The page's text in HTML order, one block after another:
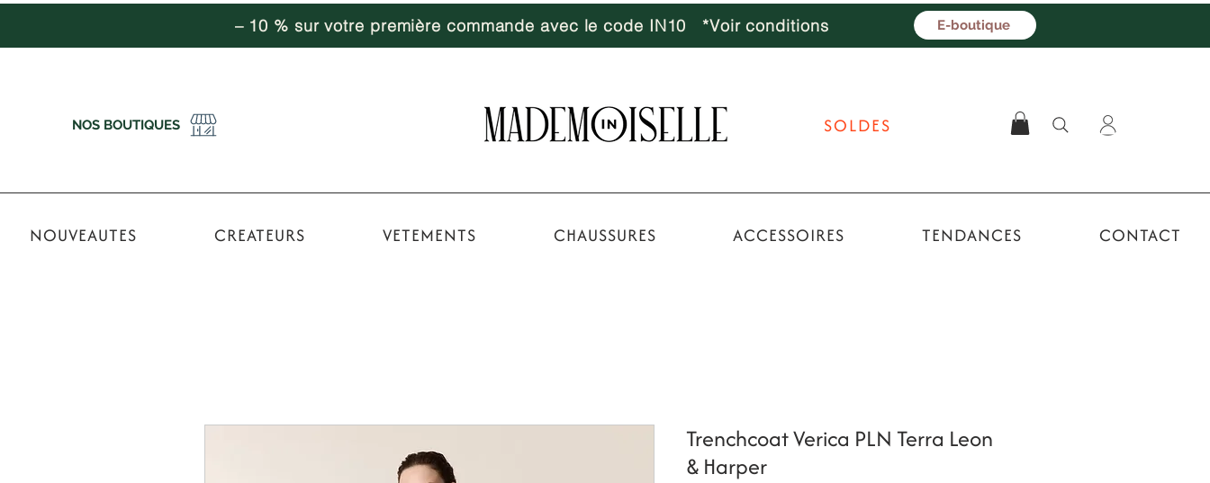
– 10 % sur votre première commande avec le code IN10 *Voir conditions E-boutique
NOS BOUTIQUES SOLDES
NOUVEAUTES CREATEURS VETEMENTS CHAUSSURES ACCESSOIRES TENDANCES CONTACT
Trenchcoat Verica PLN Terra Leon
& Harper